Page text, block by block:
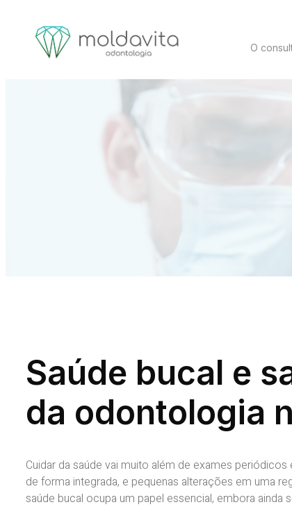
O
Saúde bucal e
da odontologia
Cuidar da saúde vai muito além de exames
de forma integrada, e pequenas alterações em uma
saúde bucal ocupa um papel essencial, embora ainda